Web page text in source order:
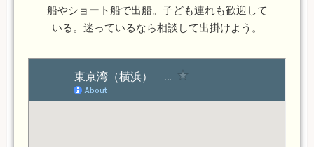
船やショート船で出船。子ども連れも歓迎して
いる。迷っているなら相談して出掛けよう。